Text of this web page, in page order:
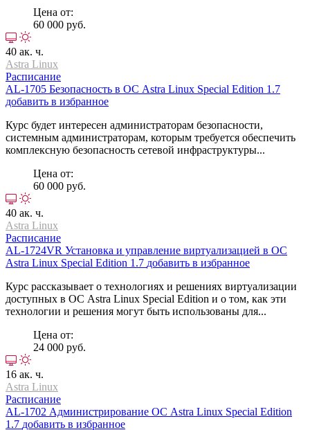
Цена от:
60 000 руб.
40 ак. ч.
Astra Linux
Расписание
AL-1705 Безопасность в ОС Astra Linux Special Edition 1.7
добавить в избранное
Курс будет интересен администраторам безопасности,
системным администраторам, которым требуется обеспечить
комплексную безопасность сетевой инфраструктуры...
Цена от:
60 000 руб.
40 ак. ч.
Astra Linux
Расписание
AL-1724VR Установка и управление виртуализацией в ОС
Astra Linux Special Edition 1.7 добавить в избранное
Курс рассказывает о технологиях и решениях виртуализации
доступных в ОС Astra Linux Special Edition и о том, как эти
технологии и решения могут быть использованы для...
Цена от:
24 000 руб.
16 ак. ч.
Astra Linux
Расписание
AL-1702 Администрирование ОС Astra Linux Special Edition
1.7 добавить в избранное